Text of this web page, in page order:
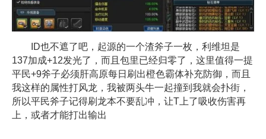
ID也不遮了吧，起源的一个渣斧子一枚，利维坦是
137加成+12发光了，而且包里已经归零了，这里值得一提
平民+9斧子必须肝高原每日刷出橙色霸体补充防御，而且
我这样的属性打风龙，我被两头牛一起撞到我就会扑街，
所以平民斧子记得刷龙本不要乱冲，让T上了吸收伤害再
上，或者才能打出输出